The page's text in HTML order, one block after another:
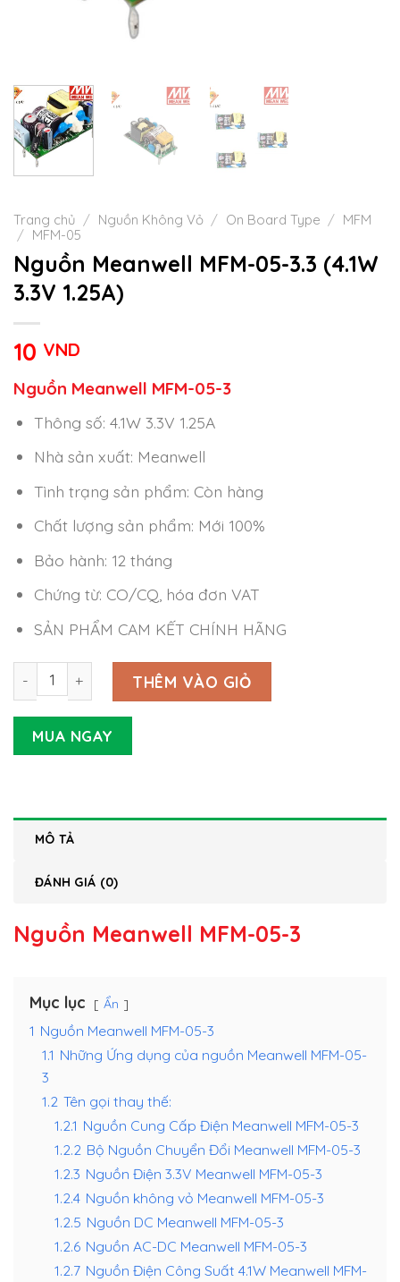
Trang chủ / Nguồn Không Vỏ / On Board Type / MFM
/ MFM-05
Nguồn Meanwell MFM-05-3.3 (4.1W
3.3V 1.25A)
10 VND
Nguồn Meanwell MFM-05-3
Thông số: 4.1W 3.3V 1.25A
Nhà sản xuất: Meanwell
Tình trạng sản phẩm: Còn hàng
Chất lượng sản phẩm: Mới 100%
Bảo hành: 12 tháng
Chứng từ: CO/CQ, hóa đơn VAT
SẢN PHẨM CAM KẾT CHÍNH HÃNG
Nguồn Meanwell MFM-05-3.3 (4.1W 3.3V 1.25A) số lượng
THÊM VÀO GIỎ
MUA NGAY
MÔ TẢ
ĐÁNH GIÁ (0)
Nguồn Meanwell MFM-05-3
Mục lục Ẩn
1 Nguồn Meanwell MFM-05-3
1.1 Những Ứng dụng của nguồn Meanwell MFM-05-
3
1.2 Tên gọi thay thế:
1.2.1 Nguồn Cung Cấp Điện Meanwell MFM-05-3
1.2.2 Bộ Nguồn Chuyển Đổi Meanwell MFM-05-3
1.2.3 Nguồn Điện 3.3V Meanwell MFM-05-3
1.2.4 Nguồn không vỏ Meanwell MFM-05-3
1.2.5 Nguồn DC Meanwell MFM-05-3
1.2.6 Nguồn AC-DC Meanwell MFM-05-3
1.2.7 Nguồn Điện Công Suất 4.1W Meanwell MFM-